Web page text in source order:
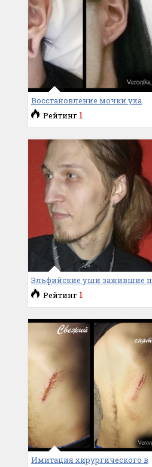
Восстановление мочки уха
Рейтинг 1
Эльфийские уши зажившие п
Рейтинг 1
Имитация хирургического в